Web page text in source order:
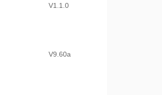
V1.1.0
V9.60a